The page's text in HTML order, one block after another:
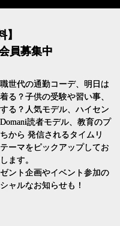
】
員募集中
世代の通勤コーデ、明日は
る？子供の受験や習い事、
る？人気モデル、ハイセン
読者モデル、教育のプ
から 発信されるタイムリ
ーマをピックアップしてお
ます。
ント企画やイベント参加の
ャルなお知らせも！